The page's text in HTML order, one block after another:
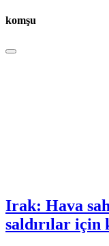
komşu
Irak: Hava
saldırılar için